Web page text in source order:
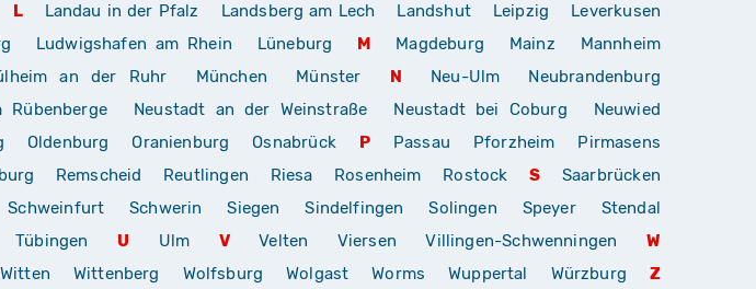
L Landau in der Pfalz Landsberg am Lech Landshut Leipzig
Leverkusen
Ludwigshafen am Rhein Lüneburg M Magdeburg Mainz
Mannheim
an der Ruhr München Münster N Neu-Ulm
Neubrandenburg
Rübenberge Neustadt an der Weinstraße Neustadt bei Coburg
Neuwied
Oldenburg Oranienburg Osnabrück P Passau Pforzheim
Pirmasens
Remscheid Reutlingen Riesa Rosenheim Rostock S
Saarbrücken
Schweinfurt Schwerin Siegen Sindelfingen Solingen Speyer
Stendal
Tübingen U Ulm V Velten Viersen Villingen-Schwenningen
W
Witten Wittenberg Wolfsburg Wolgast Worms Wuppertal Würzburg Z